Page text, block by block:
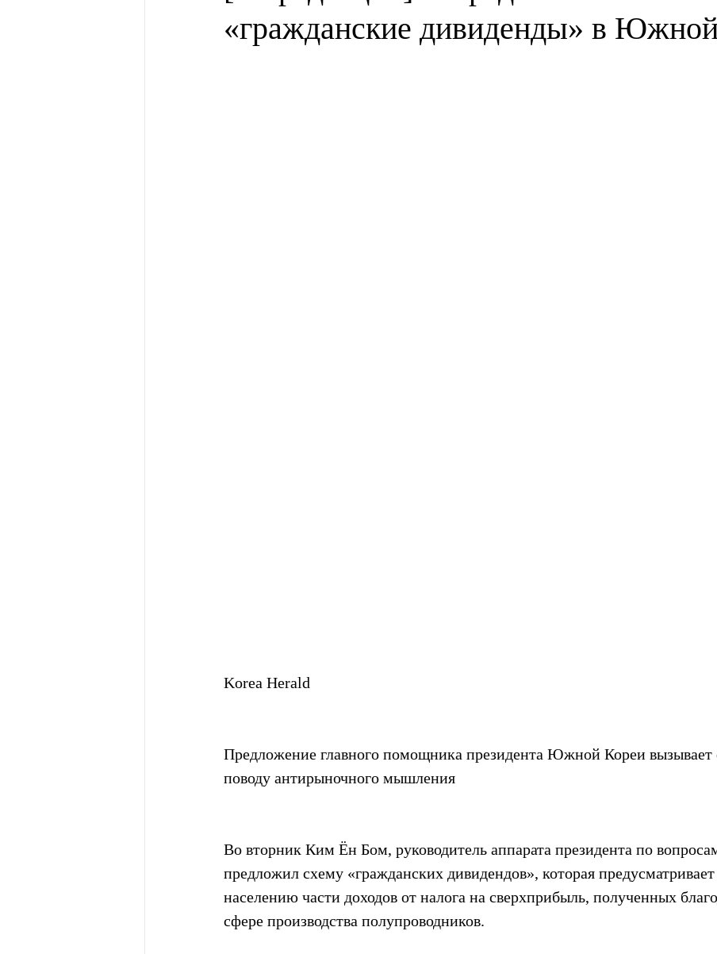
«гражданские дивиденды» в
Korea Herald
Предложение главного помощника президента Южной Кореи вызывает
поводу антирыночного мышления
Во вторник Ким Ён Бом, руководитель аппарата президента по
предложил схему «гражданских дивидендов», которая
населению части доходов от налога на сверхприбыль, полученных
сфере производства полупроводников.